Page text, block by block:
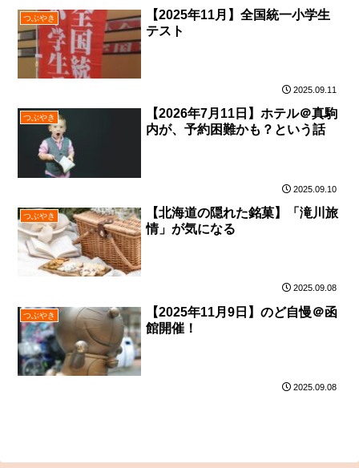
つぶやき
【2025年11月】全国統一小学生
テスト
2025.09.11
つぶやき
【2026年7月11日】ホテル＠真駒
内が、予約困難かも？という話
2025.09.10
つぶやき
【北海道の隠れた銘菓】「滝川旅
情」が気になる
2025.09.08
つぶやき
【2025年11月9日】のど自慢＠函
館開催！
2025.09.08